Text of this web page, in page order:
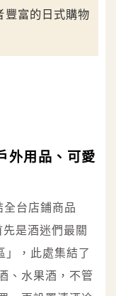
豐富的日式購物
外用品、可愛
台店鋪商品
是酒迷們最關
，此處集結了
、水果酒，不管